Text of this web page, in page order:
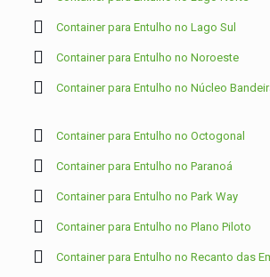
Container para Entulho no Lago Sul
Container para Entulho no Noroeste
Container para Entulho no Núcleo
Container para Entulho no Octogonal
Container para Entulho no Paranoá
Container para Entulho no Park Way
Container para Entulho no Plano Piloto
Container para Entulho no Recanto das